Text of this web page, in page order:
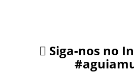
Siga-nos no